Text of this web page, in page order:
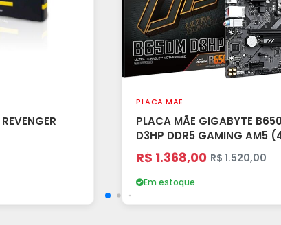
PLACA MAE
PLACA MÃE GIGABYTE
D3HP DDR5 GAMING AM5
SLOTS), M-ATX - PRETO (A)
R$ 1.368,00 R$ 1.520,00
Em estoque